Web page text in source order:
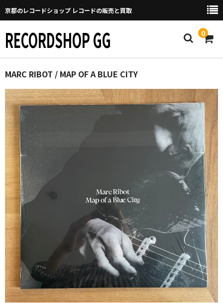
京都のレコードショップ レコードの販売と買取
RECORDSHOP GG 0
Home
マイページ
GGについて
買取について
取り置きなどについて
Categories
New Arrivals
新譜
GG RECORD （当店のレーベル）
全商品
JAZZ-US
MARC RIBOT / MAP OF A BLUE CITY